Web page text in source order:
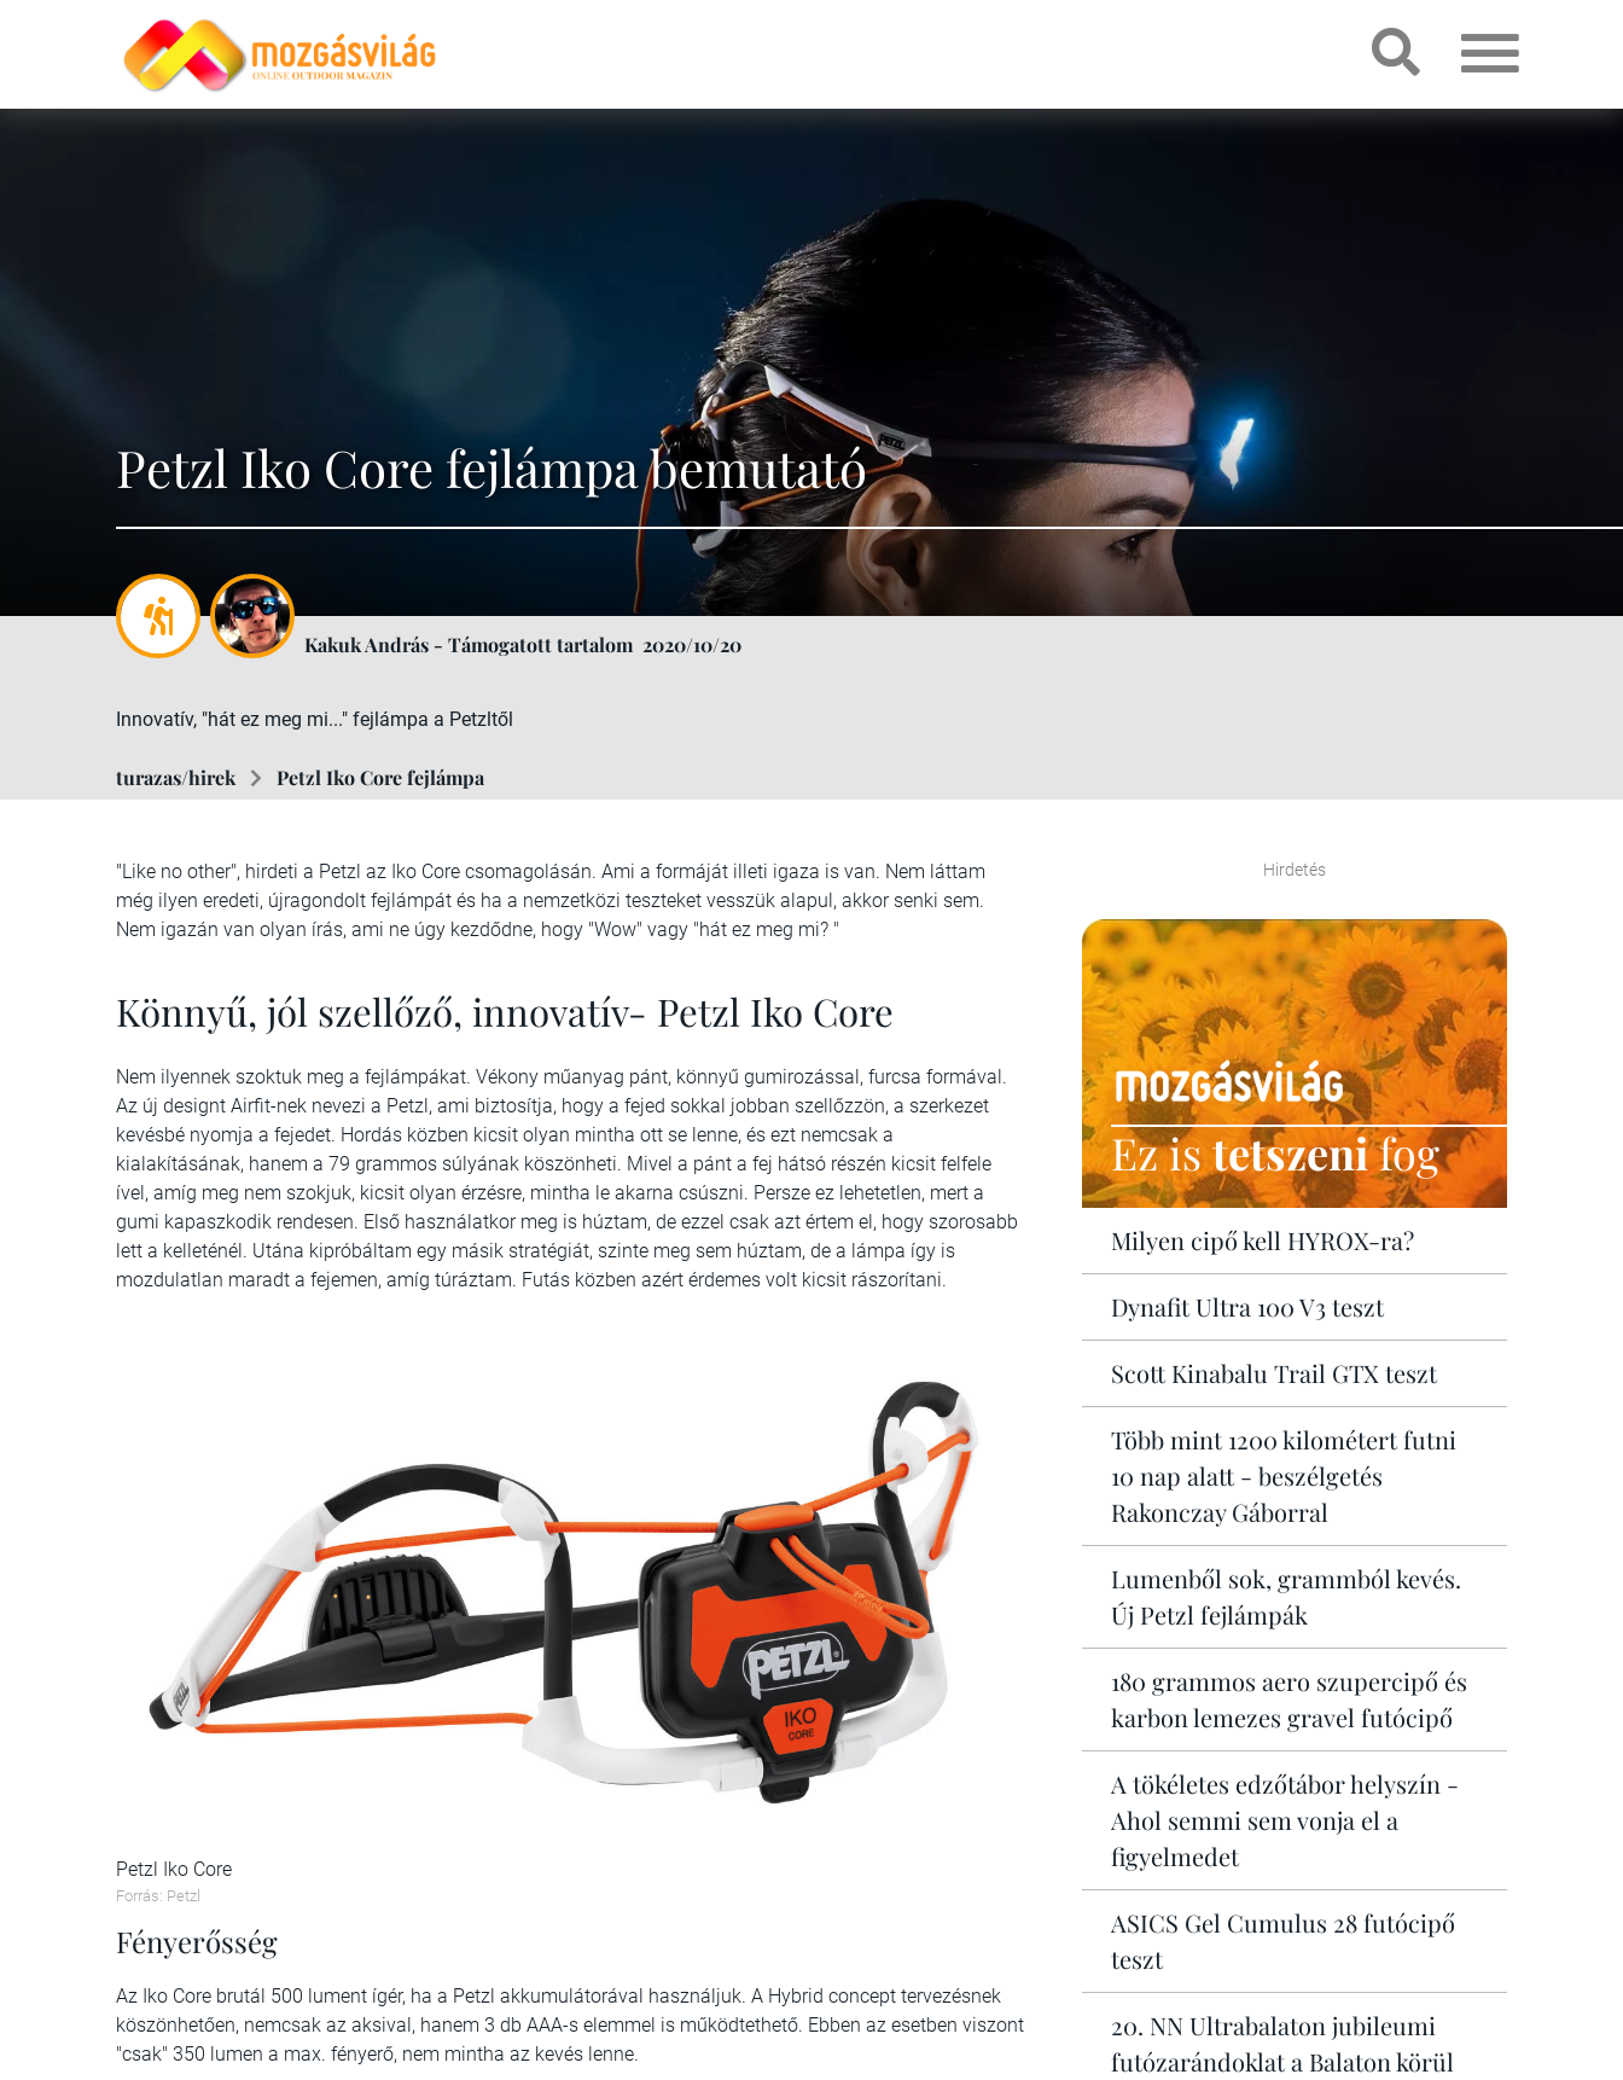
Petzl Iko Core fejlámpa bemutató
Kakuk András - Támogatott tartalom 2020/10/20
Innovatív, "hát ez meg mi..." fejlámpa a Petzltől
turazas/hirek Petzl Iko Core fejlámpa
"Like no other", hirdeti a Petzl az Iko Core csomagolásán. Ami a formáját illeti igaza is van. Nem láttam
még ilyen eredeti, újragondolt fejlámpát és ha a nemzetközi teszteket vesszük alapul, akkor senki sem.
Nem igazán van olyan írás, ami ne úgy kezdődne, hogy "Wow" vagy "hát ez meg mi? "
Könnyű, jól szellőző, innovatív- Petzl Iko Core
Nem ilyennek szoktuk meg a fejlámpákat. Vékony műanyag pánt, könnyű gumirozással, furcsa formával.
Az új designt Airfit-nek nevezi a Petzl, ami biztosítja, hogy a fejed sokkal jobban szellőzzön, a szerkezet
kevésbé nyomja a fejedet. Hordás közben kicsit olyan mintha ott se lenne, és ezt nemcsak a
kialakításának, hanem a 79 grammos súlyának köszönheti. Mivel a pánt a fej hátsó részén kicsit felfele
ível, amíg meg nem szokjuk, kicsit olyan érzésre, mintha le akarna csúszni. Persze ez lehetetlen, mert a
gumi kapaszkodik rendesen. Első használatkor meg is húztam, de ezzel csak azt értem el, hogy szorosabb
lett a kelleténél. Utána kipróbáltam egy másik stratégiát, szinte meg sem húztam, de a lámpa így is
mozdulatlan maradt a fejemen, amíg túráztam. Futás közben azért érdemes volt kicsit rászorítani.
Petzl Iko Core
Forrás: Petzl
Fényerősség
Az Iko Core brutál 500 lument ígér, ha a Petzl akkumulátorával használjuk. A Hybrid concept tervezésnek
köszönhetően, nemcsak az aksival, hanem 3 db AAA-s elemmel is működtethető. Ebben az esetben viszont
"csak" 350 lumen a max. fényerő, nem mintha az kevés lenne.
Hirdetés
Ez istetszenifog
Milyen cipő kell HYROX-ra?
Dynafit Ultra 100 V3 teszt
Scott Kinabalu Trail GTX teszt
Több mint 1200 kilométert futni
10 nap alatt - beszélgetés
Rakonczay Gáborral
Lumenből sok, grammból kevés.
Új Petzl fejlámpák
180 grammos aero szupercipő és
karbon lemezes gravel futócipő
A tökéletes edzőtábor helyszín -
Ahol semmi sem vonja el a
figyelmedet
ASICS Gel Cumulus 28 futócipő
teszt
20. NN Ultrabalaton jubileumi
futózarándoklat a Balaton körül